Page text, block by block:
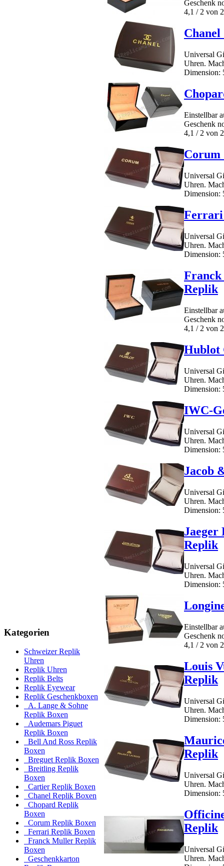
Kategorien
Schweizer Replik
Uhren
Replik Uhren
Replik Belts
Replik Eyewear
Replik Geschenkboxen
A. Lange & Sohne
Replik Boxen
Audemars Piguet
Replik Boxen
Bell And Ross Replik
Boxen
Breguet Replik Boxen
Breitling Replik
Boxen
Cartier Replik Boxen
Chanel Replik Boxen
Chopard Replik
Boxen
Corum Replik Boxen
Ferrari Replik Boxen
Franck Muller Replik
Boxen
Geschenkkarton
Geschenk
4,1 / 2 von
Chanel
Universal
Uhren.
Dimension:
Einstellbar
Geschenk
4,1 / 2 von
Corum
Universal
Uhren.
Dimension:
Ferrari
Universal
Uhren.
Dimension:
Franck
Replik
Einstellbar
Geschenk
4,1 / 2 von
Hublot
Universal
Uhren.
Dimension:
IWC-
Universal
Uhren.
Dimension:
Jacob
Universal
Uhren.
Dimension:
Jaeger
Replik
Universal
Uhren.
Dimension:
Einstellbar
Geschenk
4,1 / 2 von
Louis
Replik
Universal
Uhren.
Dimension:
Replik
Universal
Uhren.
Dimension:
Replik
Universal
Uhren.